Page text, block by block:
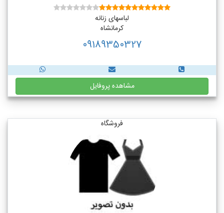
لباسهای زنانه
کرمانشاه
09189350327
مشاهده پروفایل
فروشگاه